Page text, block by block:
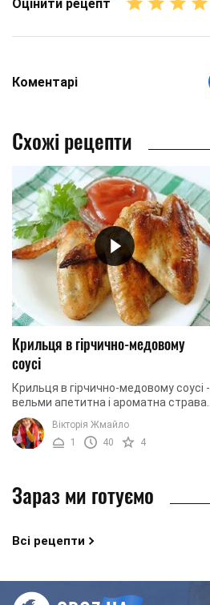
Оцінити рецепт
Коментарі
Схожі рецепти
Крильця в гірчично-медовому
соусі
Крильця в гірчично-медовому соусі -
вельми апетитна і ароматна страва.
Подавати її рекомендується зі
свіжими овочами та салатом.
Крильця курки, ...
Вікторія Жмайло
1
40 4
Зараз ми готуємо
Всі рецепти